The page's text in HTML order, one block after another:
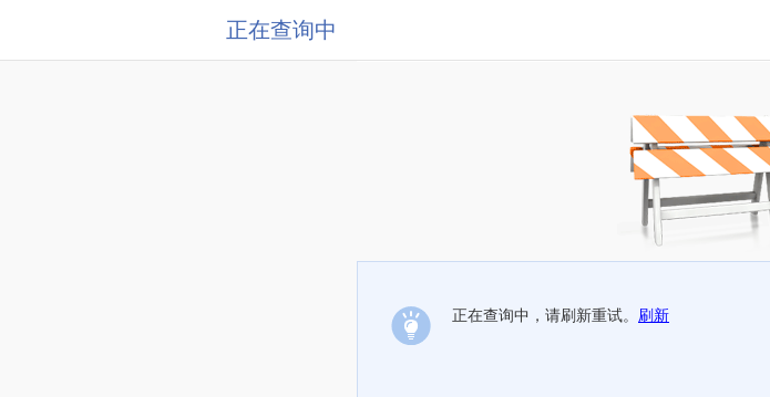
正在查询中
正在查询中，请刷新重试。 刷新